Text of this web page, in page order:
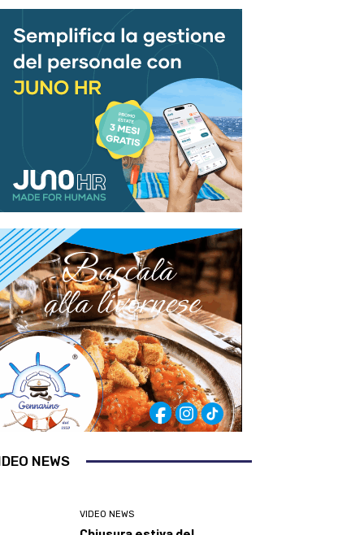
NEWS
VIDEO NEWS